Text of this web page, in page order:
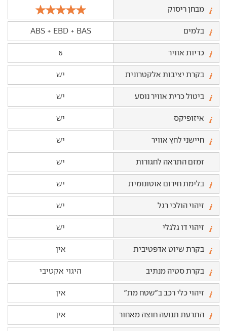
מבחן ריסוק
בלמים ABS + EBD + BAS
כריות אוויר 6
בקרת יציבות אלקטרונית יש
ביטול כרית אוויר נוסע יש
איזופיקס יש
חיישני לחץ אוויר יש
זמזם התראה לחגורות יש
בלימת חירום אוטונומית יש
זיהוי הולכי רגל יש
זיהוי דו גלגלי יש
בקרת שיוט אדפטיבית אין
בקרת סטיה מנתיב היגוי אקטיבי
זיהוי כלי רכב ב"שטח מת" אין
התרעת תנועה חוצה מאחור אין